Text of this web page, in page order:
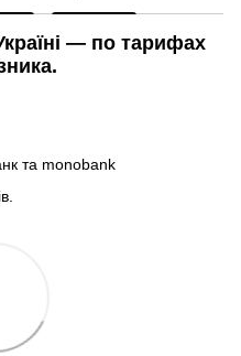
— по тарифах
та monobank